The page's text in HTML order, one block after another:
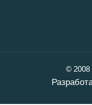
© 2008